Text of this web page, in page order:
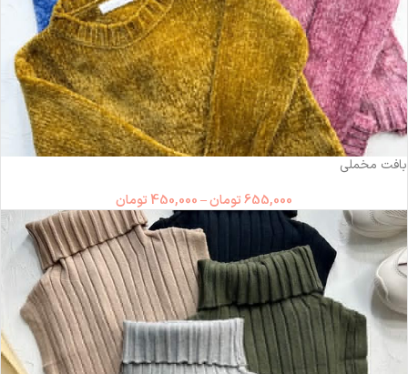
بافت مخملی
655,000تومان–
450,000 تومان